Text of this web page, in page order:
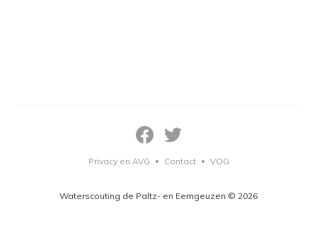
Waterscouting de Paltz- en Eemgeuzen © 2026
Privacy en AVG • Contact • VOG